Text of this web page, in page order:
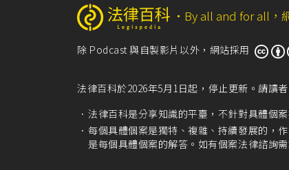
‧ By all and for all，
除 Podcast 與自製影片以外，網站採用
法律百科於2026年5月1日起，停止更新。請讀
法律百科是分享知識的平臺，不針對具體個
每個具體個案是獨特、複雜、持續發展的，
是每個具體個案的解答。如有個案法律諮詢